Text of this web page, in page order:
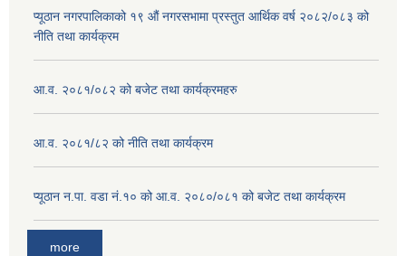
प्यूठान नगरपालिकाको १९ औं नगरसभामा प्रस्तुत आर्थिक वर्ष २०८२/०८३ को
नीति तथा कार्यक्रम
आ.व. २०८१/०८२ को बजेट तथा कार्यक्रमहरु
आ.व. २०८१/८२ को नीति तथा कार्यक्रम
प्यूठान न.पा. वडा नं.१० को आ.व. २०८०/०८१ को बजेट तथा कार्यक्रम
more